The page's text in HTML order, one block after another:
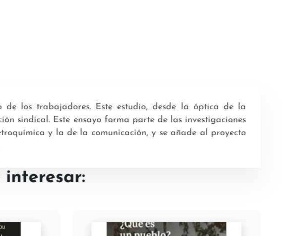
los trabajadores. Este estudio, desde la óptica de la
sindical. Este ensayo forma parte de las investigaciones
y la de la comunicación, y se añade al proyecto
interesar: